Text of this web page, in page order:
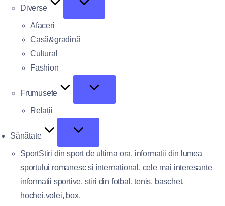
Diverse
Afaceri
Casă&gradină
Cultural
Fashion
Frumusete
Relații
Sănătate
SportStiri din sport de ultima ora, informatii din lumea
sportului romanesc si international, cele mai interesante
informatii sportive, stiri din fotbal, tenis, baschet,
hochei,volei, box.